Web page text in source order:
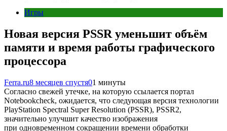
Игры
Новая версия PSSR уменьшит объём
памяти и время работы графического
процессора
Ferra.ru8 месяцев спустя01 минуты
Согласно свежей утечке, на которую ссылается портал
Notebookcheck, ожидается, что следующая версия технологии
PlayStation Spectral Super Resolution (PSSR), PSSR2,
значительно улучшит качество изображения
при одновременном сокращении времени обработки